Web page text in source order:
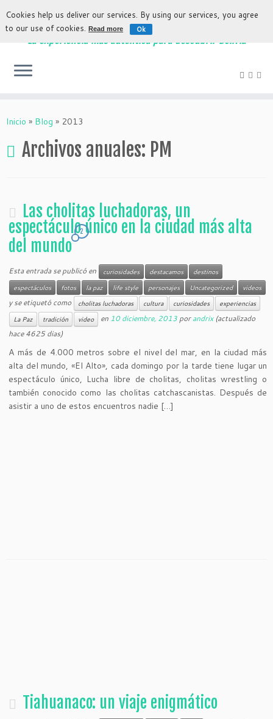
La experiencia más auténtica para descubrir Bolivia
Inicio » Blog » 2013
Archivos anuales: PM
Las cholitas luchadoras, un
espectáculo único en la ciudad más alta
del mundo
2
Esta entrada se publicó en curiosidades destacamos
destinos
espectáculos
fotos la paz life style personajes Uncategorized videos
y se etiquetó como cholitas luchadoras cultura curiosidades
experiencias
La Paz
tradición video en 10 diciembre, 2013 porandrix(actualizado
hace 4625 dias)
A más de 4.000 metros sobre el nivel del mar, en la ciudad más
alta del mundo, «El Alto», cada domingo por la tarde tiene lugar un
espectáculo único, Lucha libre de cholitas, cholitas wrestling o
también conocido como las cholitas catchascanistas. Después de
asistir a uno de estos encuentros nadie […]
Tiahuanaco: un viaje enigmático
Cookies help us deliver our services. By using our services, you agree
to our use of cookies.Read more Ok